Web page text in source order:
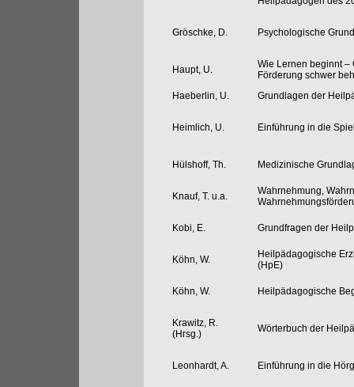
Gröschke, D. Psychologische
Haupt, U.
Wie Lernen beginnt –
Förderung schwer
Haeberlin, U.
Grundlagen der
Heimlich, U. Einführung in die
Hülshoff, Th. Medizinische
Knauf, T. u.a.
Wahrnehmung,
Kobi, E. Grundfragen der
Köhn, W.
Heilpädagogische
(HpE)
Köhn, W. Heilpädagogische
Krawitz, R.
(Hrsg.)
Wörterbuch der
Leonhardt, A. Einführung in die